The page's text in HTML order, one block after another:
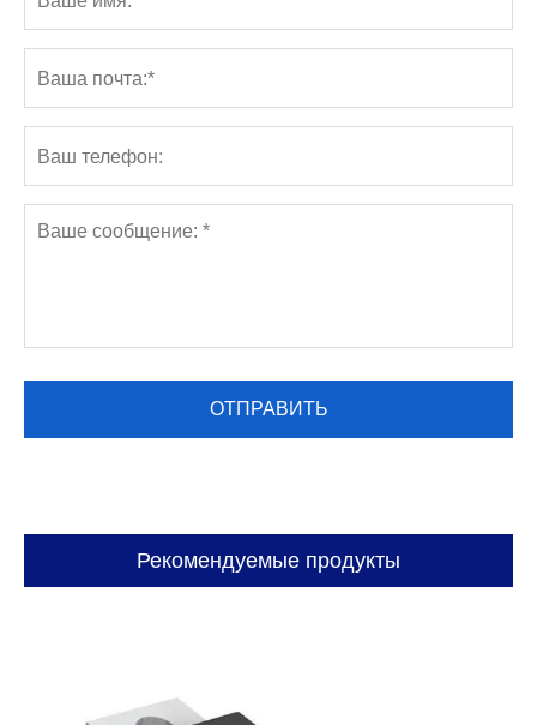
Рекомендуемые продукты